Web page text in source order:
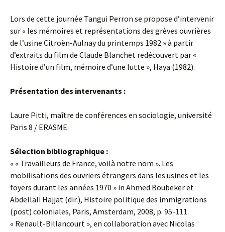
Lors de cette journée Tangui Perron se propose d’intervenir
sur « les mémoires et représentations des grèves ouvrières
de l’usine Citroën-Aulnay du printemps 1982 » à partir
d’extraits du film de Claude Blanchet redécouvert par «
Histoire d’un film, mémoire d’une lutte », Haya (1982).
Présentation des intervenants :
Laure Pitti, maître de conférences en sociologie, université
Paris 8 / ERASME.
Sélection bibliographique :
« « Travailleurs de France, voilà notre nom ». Les
mobilisations des ouvriers étrangers dans les usines et les
foyers durant les années 1970 » in Ahmed Boubeker et
Abdellali Hajjat (dir.), Histoire politique des immigrations
(post) coloniales, Paris, Amsterdam, 2008, p. 95-111.
« Renault-Billancourt », en collaboration avec Nicolas